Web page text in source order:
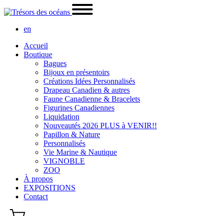
en
Accueil
Boutique
Bagues
Bijoux en présentoirs
Créations Idées Personnalisés
Drapeau Canadien & autres
Faune Canadienne & Bracelets
Figurines Canadiennes
Liquidation
Nouveautés 2026 PLUS à VENIR!!
Papillon & Nature
Personnalisés
Vie Marine & Nautique
VIGNOBLE
ZOO
À propos
EXPOSITIONS
Contact